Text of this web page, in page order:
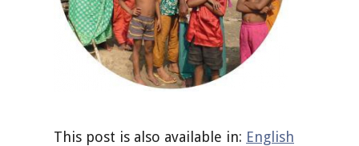
This post is also available in: English